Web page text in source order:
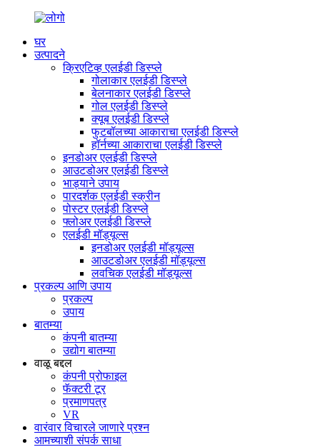
घर
उत्पादने
क्रिएटिव्ह एलईडी डिस्प्ले
गोलाकार एलईडी डिस्प्ले
बेलनाकार एलईडी डिस्प्ले
गोल एलईडी डिस्प्ले
क्यूब एलईडी डिस्प्ले
फुटबॉलच्या आकाराचा एलईडी डिस्प्ले
हॉर्नच्या आकाराचा एलईडी डिस्प्ले
इनडोअर एलईडी डिस्प्ले
आउटडोअर एलईडी डिस्प्ले
भाड्याने उपाय
पारदर्शक एलईडी स्क्रीन
पोस्टर एलईडी डिस्प्ले
फ्लोअर एलईडी डिस्प्ले
एलईडी मॉड्यूल्स
इनडोअर एलईडी मॉड्यूल्स
आउटडोअर एलईडी मॉड्यूल्स
लवचिक एलईडी मॉड्यूल्स
प्रकल्प आणि उपाय
प्रकल्प
उपाय
बातम्या
कंपनी बातम्या
उद्योग बातम्या
वाळू बद्दल
कंपनी प्रोफाइल
फॅक्टरी टूर
प्रमाणपत्र
VR
वारंवार विचारले जाणारे प्रश्न
आमच्याशी संपर्क साधा